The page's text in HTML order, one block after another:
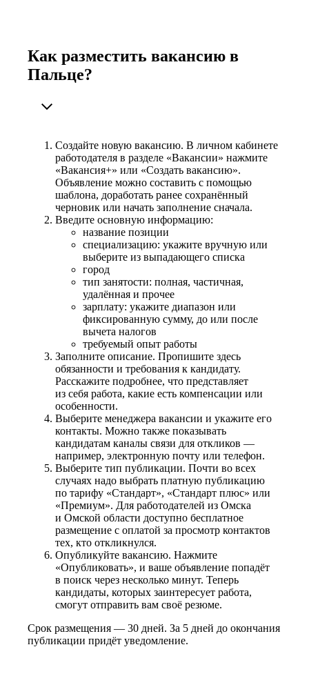
Как разместить вакансию в
Пальце?
Создайте новую вакансию. В личном кабинете
работодателя в разделе «Вакансии» нажмите
«Вакансия+» или «Создать вакансию».
Объявление можно составить с помощью
шаблона, доработать ранее сохранённый
черновик или начать заполнение сначала.
Введите основную информацию:
название позиции
специализацию: укажите вручную или
выберите из выпадающего списка
город
тип занятости: полная, частичная,
удалённая и прочее
зарплату: укажите диапазон или
фиксированную сумму, до или после
вычета налогов
требуемый опыт работы
Заполните описание. Пропишите здесь
обязанности и требования к кандидату.
Расскажите подробнее, что представляет
из себя работа, какие есть компенсации или
особенности.
Выберите менеджера вакансии и укажите его
контакты. Можно также показывать
кандидатам каналы связи для откликов —
например, электронную почту или телефон.
Выберите тип публикации. Почти во всех
случаях надо выбрать платную публикацию
по тарифу «Стандарт», «Стандарт плюс» или
«Премиум». Для работодателей из Омска
и Омской области доступно бесплатное
размещение с оплатой за просмотр контактов
тех, кто откликнулся.
Опубликуйте вакансию. Нажмите
«Опубликовать», и ваше объявление попадёт
в поиск через несколько минут. Теперь
кандидаты, которых заинтересует работа,
смогут отправить вам своё резюме.
Срок размещения — 30 дней. За 5 дней до окончания
публикации придёт уведомление.